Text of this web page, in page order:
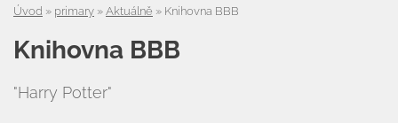
Úvod » primary » Aktuálně » Knihovna BBB
Knihovna BBB
"Harry Potter"